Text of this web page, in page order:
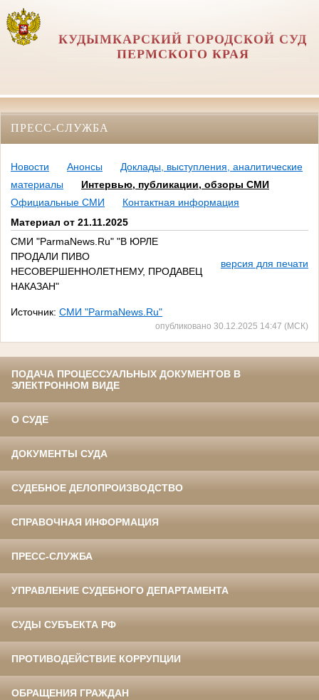
КУДЫМКАРСКИЙ ГОРОДСКОЙ СУД
ПЕРМСКОГО КРАЯ
ПРЕСС-СЛУЖБА
Новости Анонсы
Доклады, выступления, аналитические
материалы
Интервью, публикации, обзоры СМИ
Официальные СМИ
Контактная информация
Материал от 21.11.2025
СМИ "ParmaNews.Ru" "В ЮРЛЕ
ПРОДАЛИ ПИВО
НЕСОВЕРШЕННОЛЕТНЕМУ, ПРОДАВЕЦ
НАКАЗАН"
версия для печати
Источник: СМИ "ParmaNews.Ru"
опубликовано 30.12.2025 14:47 (МСК)
ПОДАЧА ПРОЦЕССУАЛЬНЫХ ДОКУМЕНТОВ В
ЭЛЕКТРОННОМ ВИДЕ
О СУДЕ
ДОКУМЕНТЫ СУДА
СУДЕБНОЕ ДЕЛОПРОИЗВОДСТВО
СПРАВОЧНАЯ ИНФОРМАЦИЯ
ПРЕСС-СЛУЖБА
УПРАВЛЕНИЕ СУДЕБНОГО ДЕПАРТАМЕНТА
СУДЫ СУБЪЕКТА РФ
ПРОТИВОДЕЙСТВИЕ КОРРУПЦИИ
ОБРАЩЕНИЯ ГРАЖДАН